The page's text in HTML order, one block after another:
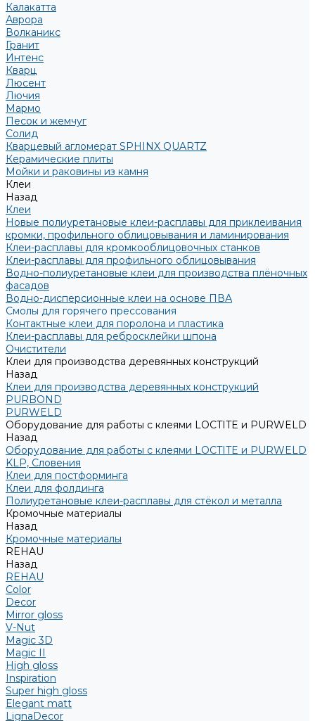
Калакатта
Аврора
Волканикс
Гранит
Интенс
Кварц
Люсент
Лючия
Мармо
Песок и жемчуг
Солид
Кварцевый агломерат SPHINX QUARTZ
Керамические плиты
Мойки и раковины из камня
Клеи
Назад
Клеи
Новые полиуретановые клеи-расплавы для приклеивания
кромки, профильного облицовывания и ламинирования
Клеи-расплавы для кромкооблицовочных станков
Клеи-расплавы для профильного облицовывания
Водно-полиуретановые клеи для производства плёночных
фасадов
Водно-дисперсионные клеи на основе ПВА
Смолы для горячего прессования
Контактные клеи для поролона и пластика
Клеи-расплавы для ребросклейки шпона
Очистители
Клеи для производства деревянных конструкций
Назад
Клеи для производства деревянных конструкций
PURBOND
PURWELD
Оборудование для работы с клеями LOCTITE и PURWELD
Назад
Оборудование для работы с клеями LOCTITE и PURWELD
KLP, Словения
Клеи для постформинга
Клеи для фолдинга
Полиуретановые клеи-расплавы для стёкол и металла
Кромочные материалы
Назад
Кромочные материалы
REHAU
Назад
REHAU
Color
Decor
Mirror gloss
V-Nut
Magic 3D
Magic II
High gloss
Inspiration
Super high gloss
Elegant matt
LignaDecor